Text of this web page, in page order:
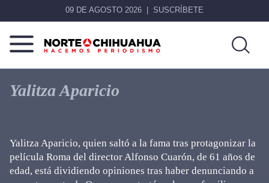
09 DE AGOSTO 2026 SUSCRÍBETE
Norte
Chihuahua
Más
que
noticias,
Yalitza Aparicio
Yalitza Aparicio, quien saltó a la fama tras protagonizar la
película Roma del director Alfonso Cuarón, de 61 años de
edad, está dividiendo opiniones tras haber denunciando a